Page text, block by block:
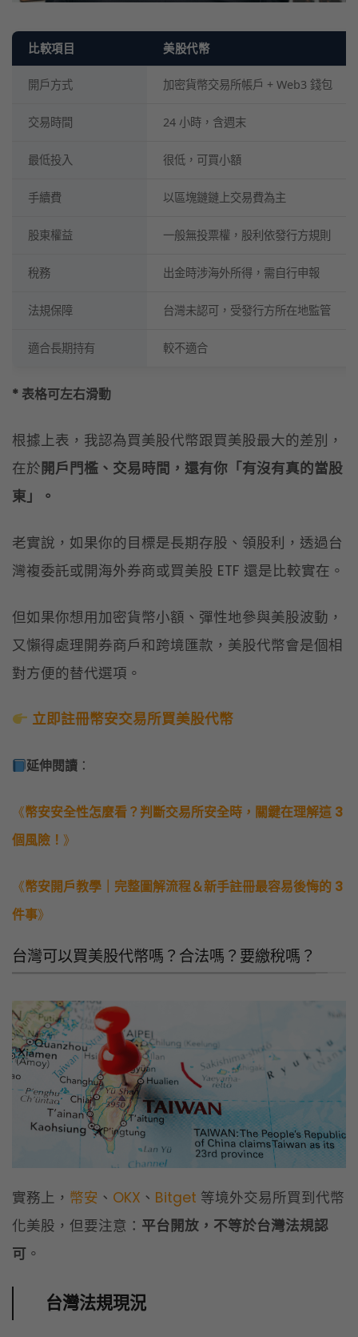
比較項目 美股代幣
開戶方式 加密貨幣交易所帳戶 + Web3 錢包
交易時間 24 小時，含週末
最低投入 很低，可買小額
手續費 以區塊鏈鏈上交易費為主
股東權益 一般無投票權，股利依發行方規則
稅務 出金時涉海外所得，需自行申報
法規保障 台灣未認可，受發行方所在地監管
適合長期持有 較不適合
* 表格可左右滑動
根據上表，我認為買美股代幣跟買美股最大的差別，
在於開戶門檻、交易時間，還有你「有沒有真的當股
東」。
老實說，如果你的目標是長期存股、領股利，透過台
灣複委託或開海外券商或買美股 ETF 還是比較實在。
但如果你想用加密貨幣小額、彈性地參與美股波動，
又懶得處理開券商戶和跨境匯款，美股代幣會是個相
對方便的替代選項。
立即註冊幣安交易所買美股代幣
延伸閱讀 ：
《幣安安全性怎麼看？判斷交易所安全時，關鍵在理解這 3
個風險！ 》
《幣安開戶教學｜完整圖解流程＆新手註冊最容易後悔的 3
件事》
台灣可以買美股代幣嗎？合法嗎？要繳稅嗎？
實務上， 幣安 、 OKX 、 Bitget 等境外交易所買到代幣
化美股，但要注意： 平台開放，不等於台灣法規認
可 。
台灣法規現況